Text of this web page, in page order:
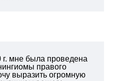
мне была проведена
правого
выразить огромную